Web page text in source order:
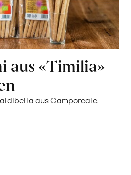
aus «Timilia»
aus Camporeale,